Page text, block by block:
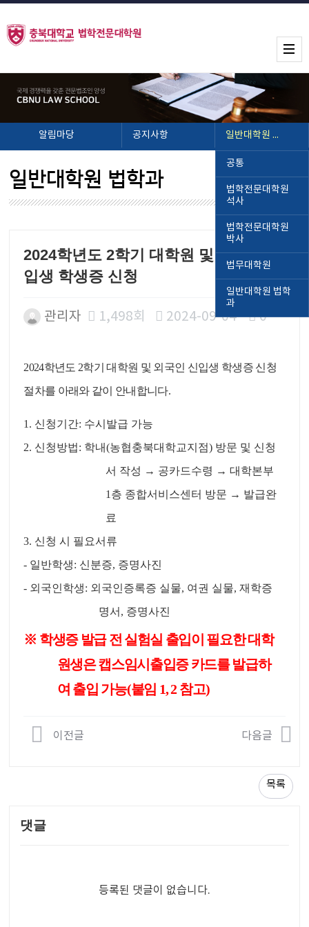
알림마당 공지사항 일반대학원 법학과
공통
법학전문대학원
석사
법학전문대학원
박사
법무대학원
일반대학원 법학
과
일반대학원 법학과
2024학년도 2학기 대학원 및 외국인 신
입생 학생증 신청
관리자 1,498회 2024-09-04 0
2024학년도 2학기 대학원 및 외국인 신입생 학생증 신청
절차를 아래와 같이 안내합니다.
1. 신청기간: 수시발급 가능
2. 신청방법: 학내(농협충북대학교지점) 방문 및 신청
서 작성 → 공카드수령 → 대학본부
1 층 종합서비스센터 방문 → 발급완
료
3. 신청 시 필요서류
- 일반학생: 신분증, 증명사진
- 외국인학생: 외국인증록증 실물, 여권 실물,재학증
명서 , 증명사진
※ 학생증 발급 전 실험실 출입이 필요한 대학
원생은 캡스임시출입증 카드를 발급하
여 출입 가능(붙임 1, 2참고)
이전글 다음글
목록
댓글
등록된 댓글이 없습니다.